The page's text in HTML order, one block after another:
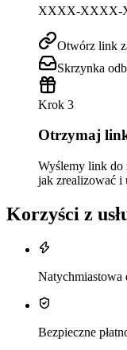
XXXX-XXXX-
Otwórz link
Skrzynka
Krok 3
Otrzymaj
Wyślemy link do
jak zrealizować i
Korzyści z
Natychmiastowa
Bezpieczne